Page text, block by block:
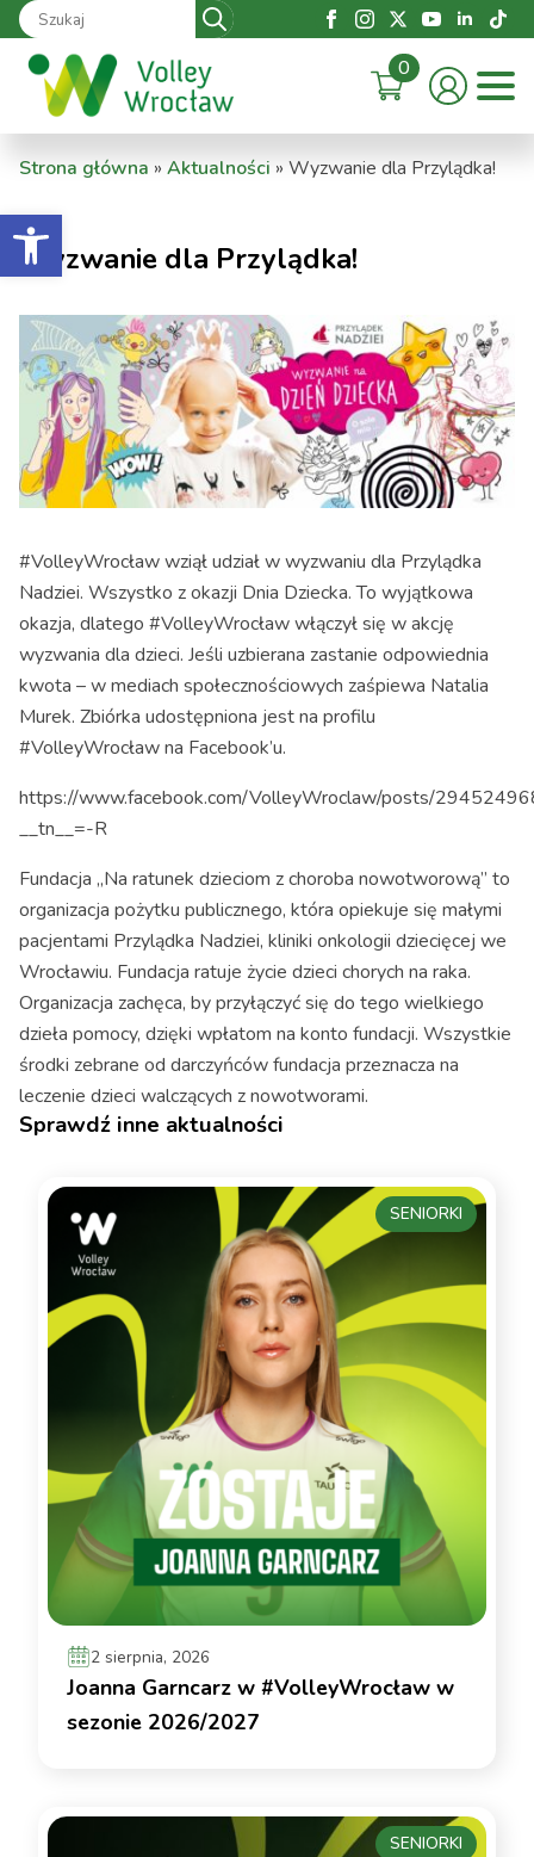
Otwórz pasek narzędzi
Search
for:
0
Strona główna » Aktualności » Wyzwanie dla Przylądka!
Wyzwanie dla Przylądka!
#VolleyWrocław wziął udział w wyzwaniu dla Przylądka
Nadziei. Wszystko z okazji Dnia Dziecka. To wyjątkowa
okazja, dlatego #VolleyWrocław włączył się w akcję
wyzwania dla dzieci. Jeśli uzbierana zastanie odpowiednia
kwota – w mediach społecznościowych zaśpiewa Natalia
Murek. Zbiórka udostępniona jest na profilu
#VolleyWrocław na Facebook’u.
https://www.facebook.com/VolleyWroclaw/posts/
__tn__=-R
Fundacja „Na ratunek dzieciom z choroba nowotworową” to
organizacja pożytku publicznego, która opiekuje się małymi
pacjentami Przylądka Nadziei, kliniki onkologii dziecięcej we
Wrocławiu. Fundacja ratuje życie dzieci chorych na raka.
Organizacja zachęca, by przyłączyć się do tego wielkiego
dzieła pomocy, dzięki wpłatom na konto fundacji. Wszystkie
środki zebrane od darczyńców fundacja przeznacza na
leczenie dzieci walczących z nowotworami.
Sprawdź inne aktualności
2 sierpnia, 2026
Joanna Garncarz w #VolleyWrocław w
sezonie 2026/2027
SENIORKI
SENIORKI